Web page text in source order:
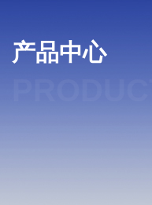
产品中心